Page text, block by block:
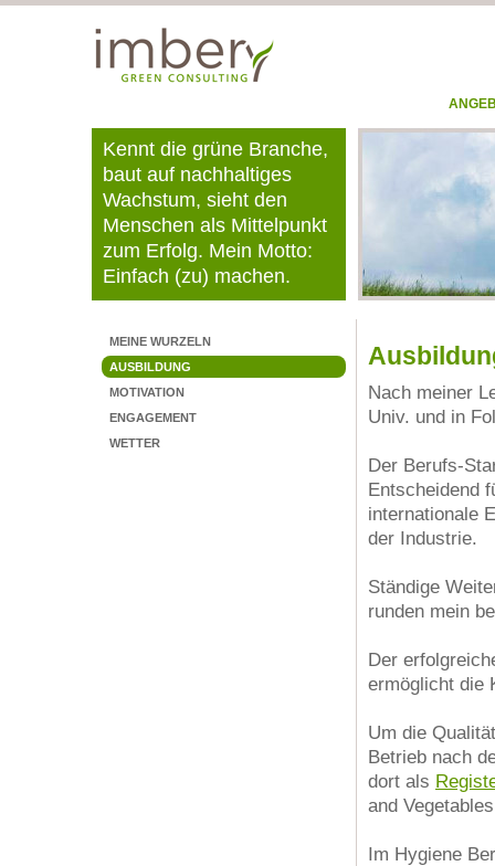
Kennt die grüne Branche,
baut auf nachhaltiges
Wachstum, sieht den
Menschen als Mittelpunkt
zum Erfolg. Mein Motto:
Einfach (zu) machen.
MEINE WURZELN
AUSBILDUNG
MOTIVATION
ENGAGEMENT
WETTER
Nach meiner
Univ. und in
Der Berufs-
Entscheidend
internationale
der Industrie.
Ständige
runden mein
Der
ermöglicht die
Um die
Betrieb nach
dort als
and
Im Hygiene